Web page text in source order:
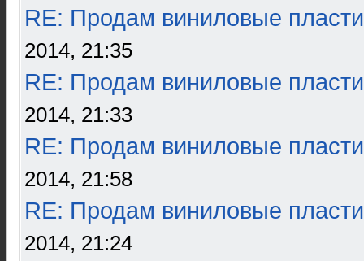
RE: Продам виниловые
2014, 21:35
RE: Продам виниловые
2014, 21:33
RE: Продам виниловые
2014, 21:58
RE: Продам виниловые
2014, 21:24